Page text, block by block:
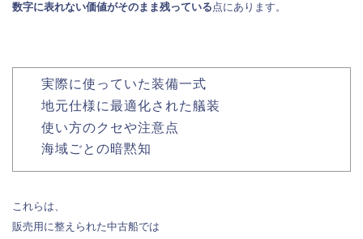
数字に表れない価値がそのまま残っている点にあります。
実際に使っていた装備一式
地元仕様に最適化された艤装
使い方のクセや注意点
海域ごとの暗黙知
これらは、
販売用に整えられた中古船では